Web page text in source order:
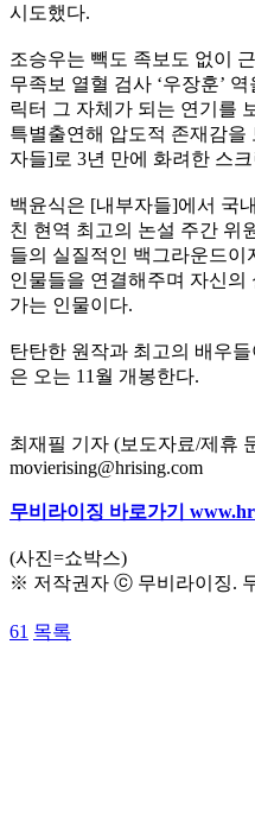
시도했다.
조승우는 빽도 족보도 없이
무족보 열혈 검사 ‘우장훈’
릭터 그 자체가 되는 연기를
특별출연해 압도적 존재감을
자들]로 3년 만에 화려한 스
백윤식은 [내부자들]에서 국
친 현역 최고의 논설 주간 위
들의 실질적인 백그라운드이
인물들을 연결해주며 자신
가는 인물이다.
탄탄한 원작과 최고의 배우
은 오는 11월 개봉한다.
최재필 기자 (보도자료/제휴
movierising@hrising.com
무비라이징 바로가기
(사진=쇼박스)
※ 저작권자 ⓒ 무비라이징.
61 목록